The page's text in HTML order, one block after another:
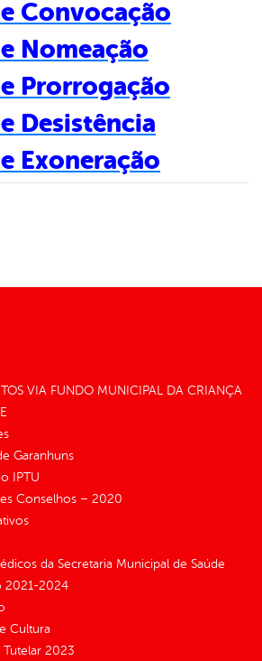
Convocação
Nomeação
Prorrogação
Desistência
Exoneração
VIA FUNDO MUNICIPAL DA CRIANÇA
Garanhuns
IPTU
Conselhos – 2020
da Secretaria Municipal de Saúde
2021-2024
Cultura
Tutelar 2023